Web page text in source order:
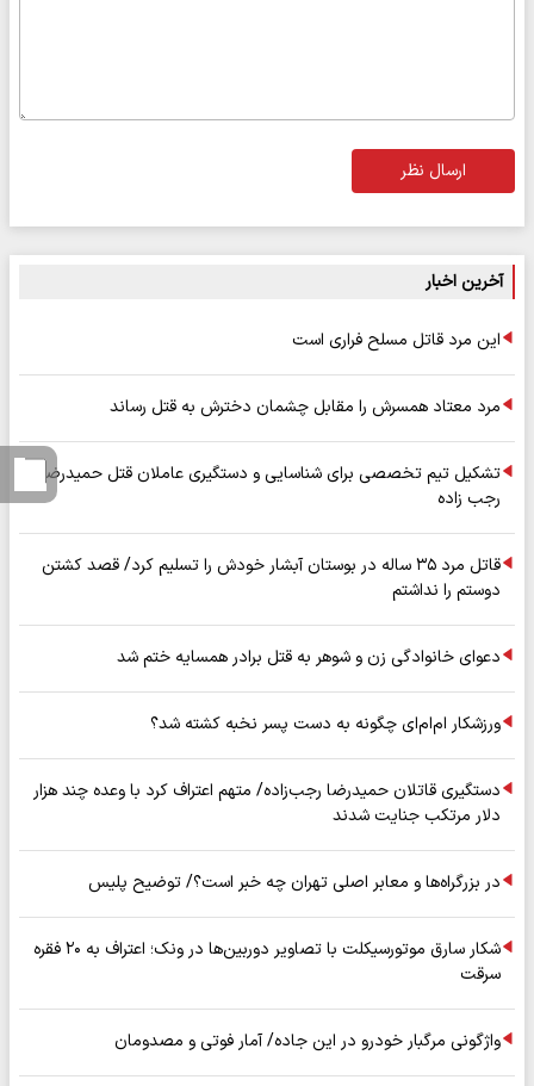
ارسال نظر
آخرین اخبار
این مرد قاتل مسلح فراری است
مرد معتاد همسرش را مقابل چشمان دخترش به قتل رساند
تشکیل تیم تخصصی برای شناسایی و دستگیری عاملان قتل حمیدرضا
رجب زاده
قاتل مرد ۳۵ ساله در بوستان آبشار خودش را تسلیم کرد/ قصد کشتن
دوستم را نداشتم
دعوای خانوادگی زن و شوهر به قتل برادر همسایه ختم شد
ورزشکار ام‌ام‌ای چگونه به دست پسر نخبه کشته شد؟
دستگیری قاتلان حمیدرضا رجب‌زاده/ متهم اعتراف کرد با وعده چند هزار
دلار مرتکب جنایت شدند
در بزرگراه‌ها و معابر اصلی تهران چه خبر است؟/ توضیح پلیس
شکار سارق موتورسیکلت با تصاویر دوربین‌ها در ونک؛ اعتراف به ۲۰ فقره
سرقت
واژگونی مرگبار خودرو در این جاده/ آمار فوتی و مصدومان